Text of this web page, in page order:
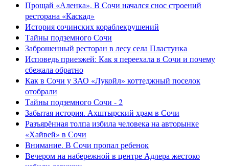
Прощай «Аленка». В Сочи начался снос строений
ресторана «Каскад»
История сочинских кораблекрушений
Тайны подземного Сочи
Заброшенный ресторан в лесу села Пластунка
Исповедь приезжей: Как я переехала в Сочи и почему
сбежала обратно
Как в Сочи у ЗАО «Лукойл» коттеджный поселок
отобрали
Тайны подземного Сочи - 2
Забытая история. Ахштырский храм в Сочи
Разъярённая толпа избила человека на авторынке
«Хайвей» в Сочи
Внимание. В Сочи пропал ребенок
Вечером на набережной в центре Адлера жестоко